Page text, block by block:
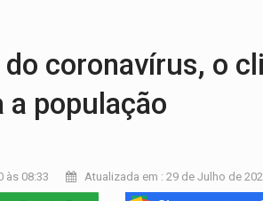
do coronavírus, o
população
às 08:33 Atualizada em : 29 de Julho de